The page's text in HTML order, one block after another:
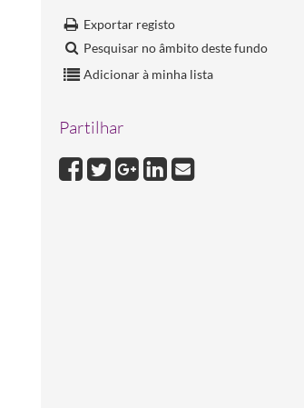
Exportar registo
Pesquisar no âmbito deste fundo
Adicionar à minha lista
Partilhar